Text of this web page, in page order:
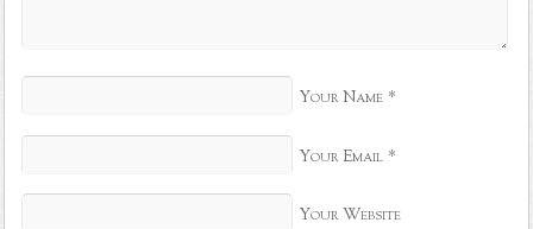
Your Name *
Your Email *
Your Website